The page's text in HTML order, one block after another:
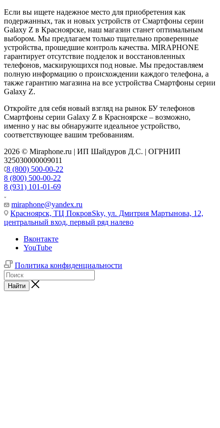
Если вы ищете надежное место для приобретения как
подержанных, так и новых устройств от Смартфоны серии
Galaxy Z в Красноярске, наш магазин станет оптимальным
выбором. Мы предлагаем только тщательно проверенные
устройства, прошедшие контроль качества. MIRAPHONE
гарантирует отсутствие подделок и восстановленных
телефонов, маскирующихся под новые. Мы предоставляем
полную информацию о происхождении каждого телефона, а
также гарантию магазина на все устройства Смартфоны серии
Galaxy Z.
Откройте для себя новый взгляд на рынок БУ телефонов
Смартфоны серии Galaxy Z в Красноярске – возможно,
именно у нас вы обнаружите идеальное устройство,
соответствующее вашим требованиям.
2026 © Miraphone.ru | ИП Шайдуров Д.С. | ОГРНИП
325030000009011
8 (800) 500-00-22
8 (800) 500-00-22
8 (931) 101-01-69
miraphone@yandex.ru
Красноярск, ТЦ ПокровSky, ул. Дмитрия Мартынова, 12,
центральный вход, первый ряд налево
Вконтакте
YouTube
Политика конфиденциальности
Найти